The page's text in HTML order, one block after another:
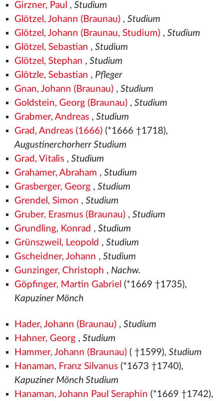
Girzner, Paul , Studium
Glötzel, Johann (Braunau), Studium
Glötzel, Johann (Braunau, Studium), Studium
Glötzel, Sebastian , Studium
Glötzel, Stephan , Studium
Glötzle, Sebastian , Pfleger
Gnan, Johann (Braunau), Studium
Goldstein, Georg (Braunau), Studium
Grabmer, Andreas, Studium
Grad, Andreas (1666)(*1666 †1718),
Augustinerchorherr Studium
Grad, Vitalis, Studium
Grahamer, Abraham , Studium
Grasberger, Georg, Studium
Grendel, Simon , Studium
Gruber, Erasmus (Braunau), Studium
Grundling, Konrad , Studium
Grünszweil, Leopold , Studium
Gscheidner, Johann , Studium
Gunzinger, Christoph , Nachw.
Göpfinger, Martin Gabriel (*1669 †1735),
Kapuziner Mönch
Hader, Johann (Braunau), Studium
Hahner, Georg, Studium
Hammer, Johann (Braunau)( †1599), Studium
Hanaman, Franz Silvanus(*1673 †1740),
Kapuziner Mönch Studium
Hanaman, Johann Paul Seraphin (*1669 †1742),